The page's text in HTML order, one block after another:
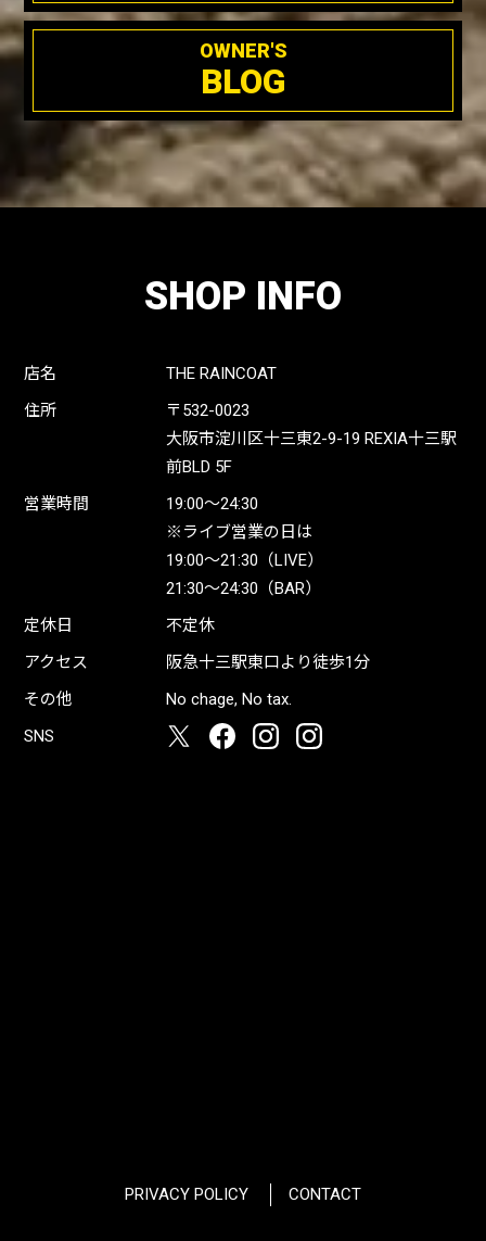
OWNER'S
BLOG
SHOP INFO
店名
THE RAINCOAT
住所
〒532-0023
大阪市淀川区十三東2-9-19 REXIA十三駅
前BLD 5F
営業時間
19:00〜24:30
※ライブ営業の日は
19:00〜21:30（LIVE）
21:30〜24:30（BAR）
定休日
不定休
アクセス
阪急十三駅東口より徒歩1分
その他
No chage, No tax.
SNS
PRIVACY POLICY CONTACT